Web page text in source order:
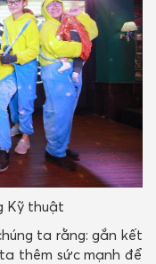
Kỹ thuật
ta rằng: gắn kết
thêm sức mạnh để